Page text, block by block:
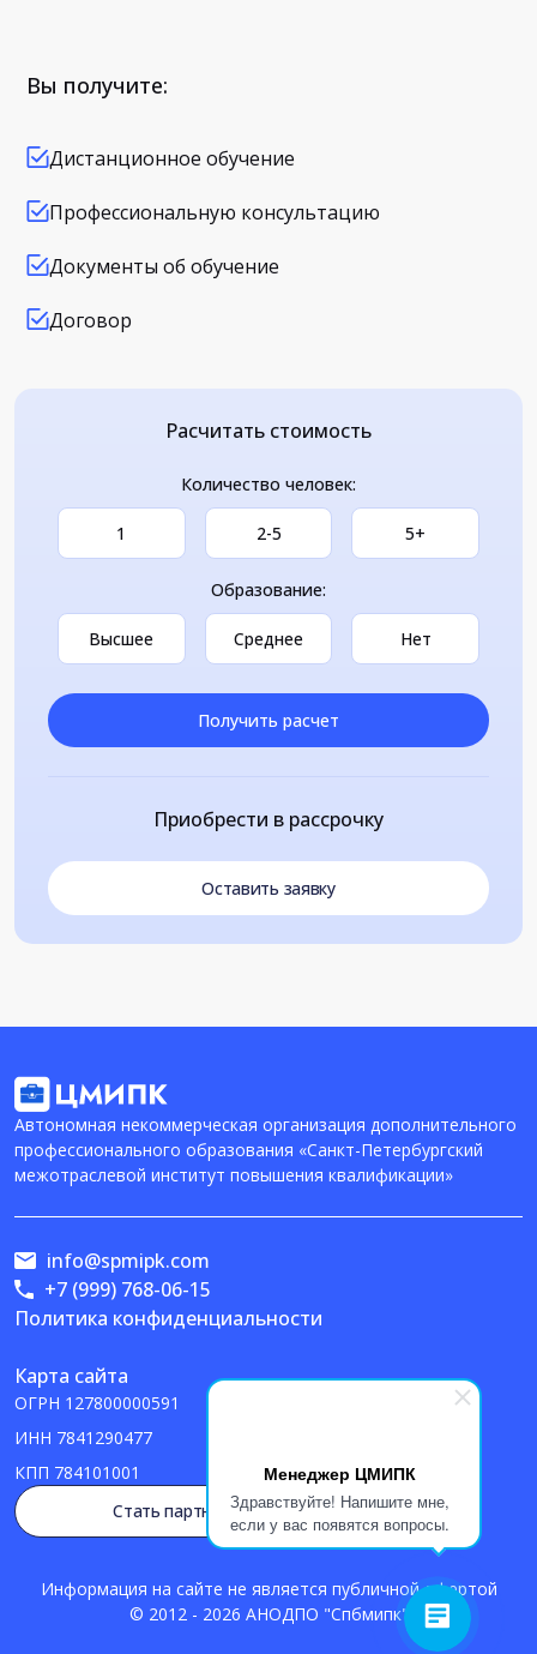
Менеджер ЦМИПК
Здравствуйте! Напишите мне,
если у вас появятся вопросы.
Вы получите:
Дистанционное обучение
Профессиональную консультацию
Документы об обучение
Договор
Расчитать стоимость
Количество человек:
1 2-5 5+
Образование:
Высшее Среднее Нет
Получить расчет
Приобрести в рассрочку
Оставить заявку
Автономная некоммерческая организация дополнительного
профессионального образования «Санкт-Петербургский
межотраслевой институт повышения квалификации»
Политика конфиденциальности
Карта сайта
ОГРН 127800000591
ИНН 7841290477
КПП 784101001
info@spmipk.com
+7 (999) 768-06-15
Стать партнером
Информация на сайте не является публичной офертой
© 2012 - 2026 АНОДПО "Спбмипк"